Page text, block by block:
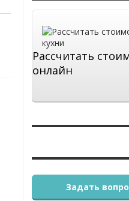
Рассчитать
онлайн
Задать